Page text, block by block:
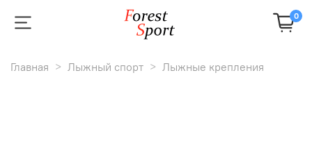
0
Главная Лыжный спорт Лыжные крепления